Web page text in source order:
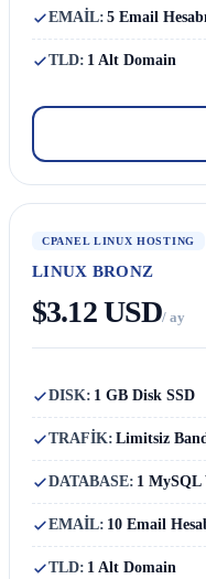
EMAİL: 5 Email
TLD: 1 Alt Domain
CPANEL LINUX HOSTING
LINUX BRONZ
$3.12 USD/ ay
DISK: 1 GB Disk SSD
TRAFİK: Limitsiz
DATABASE: 1 MySQL
EMAİL: 10 Email
TLD: 1 Alt Domain